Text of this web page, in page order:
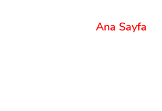
Ana Sayfa